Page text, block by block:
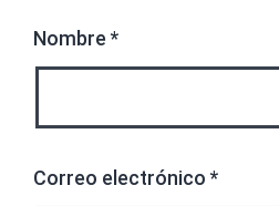
Nombre *
Correo electrónico *